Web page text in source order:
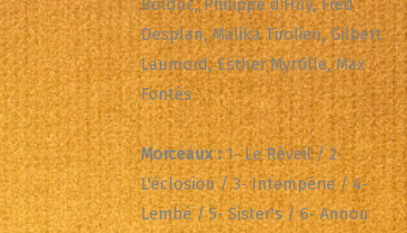
Bolduc, Philippe d’Huy, Fred
Desplan, Malika Tirolien, Gilbert
Laumord, Esther Myrtille, Max
Fontès
Morceaux :1- Le Réveil / 2-
L'éclosion / 3- Intempérie / 4-
Lembé / 5- Sister's / 6- Annou